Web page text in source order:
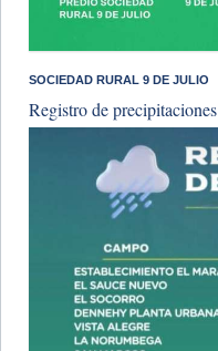
SOCIEDAD RURAL 9 DE JULIO
Registro de precipitaciones